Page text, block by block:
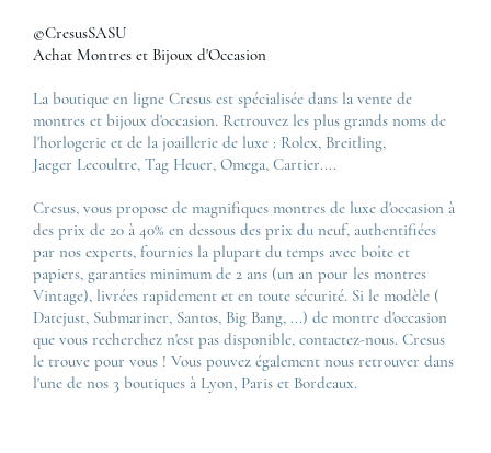
©CresusSASU
Achat Montres et Bijoux d'Occasion
La boutique en ligne Cresus est spécialisée dans la vente de
montres et bijoux d'occasion. Retrouvez les plus grands noms de
l'horlogerie et de la joaillerie de luxe : Rolex, Breitling,
Jaeger Lecoultre, Tag Heuer, Omega, Cartier....
Cresus, vous propose de magnifiques montres de luxe d'occasion à
des prix de 20 à 40% en dessous des prix du neuf, authentifiées
par nos experts, fournies la plupart du temps avec boîte et
papiers, garanties minimum de 2 ans (un an pour les montres
Vintage), livrées rapidement et en toute sécurité. Si le modèle (
Datejust, Submariner, Santos, Big Bang, ...) de montre d'occasion
que vous recherchez n'est pas disponible, contactez-nous. Cresus
le trouve pour vous ! Vous pouvez également nous retrouver dans
l'une de nos 3 boutiques à Lyon, Paris et Bordeaux.